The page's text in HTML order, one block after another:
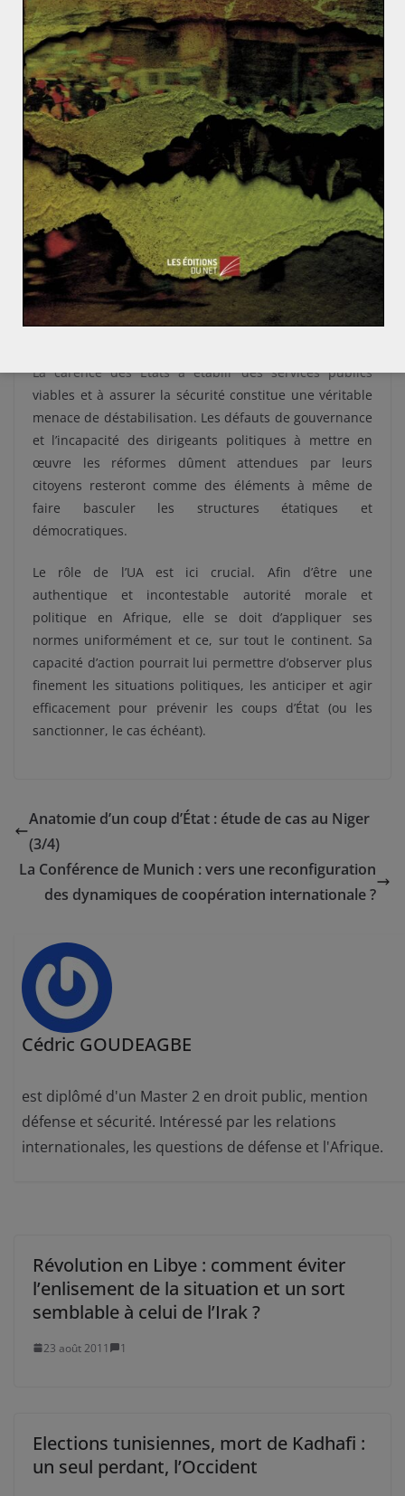
problématiques similaires. Cela peut être une direction
à suivre pour les autres organisations régionales du
continent. À savoir, une structure avec un faible
nombre d’États mais avec davantage d’engagement,
une forme de « minilatéralisme ».
L’élaboration d’un plan commun de lutte contre le
terrorisme au niveau régional et continental serait
opportune, tant par l’UA que par la CEDEAO. La
mutualisation des moyens pour atteindre cet objectif
assurerait une véritable et pérenne stabilité
sécuritaire, préalable à un développement économique
serein. Un tel changement de situation permettrait
également une plus grande protection des droits et
libertés des peuples.
La carence des États à établir des services publics
viables et à assurer la sécurité constitue une véritable
menace de déstabilisation. Les défauts de gouvernance
et l’incapacité des dirigeants politiques à mettre en
œuvre les réformes dûment attendues par leurs
citoyens resteront comme des éléments à même de
faire basculer les structures étatiques et
démocratiques.
Le rôle de l’UA est ici crucial. Afin d’être une
authentique et incontestable autorité morale et
politique en Afrique, elle se doit d’appliquer ses
normes uniformément et ce, sur tout le continent. Sa
capacité d’action pourrait lui permettre d’observer plus
finement les situations politiques, les anticiper et agir
efficacement pour prévenir les coups d’État (ou les
sanctionner, le cas échéant).
Anatomie d’un coup d’État : étude de cas au Niger
(3/4)
La Conférence de Munich : vers une reconfiguration
des dynamiques de coopération internationale ?
Cédric GOUDEAGBE
est diplômé d'un Master 2 en droit public, mention
défense et sécurité. Intéressé par les relations
internationales, les questions de défense et l'Afrique.
Révolution en Libye : comment éviter
l’enlisement de la situation et un sort
semblable à celui de l’Irak ?
23 août 2011 1
Elections tunisiennes, mort de Kadhafi :
un seul perdant, l’Occident